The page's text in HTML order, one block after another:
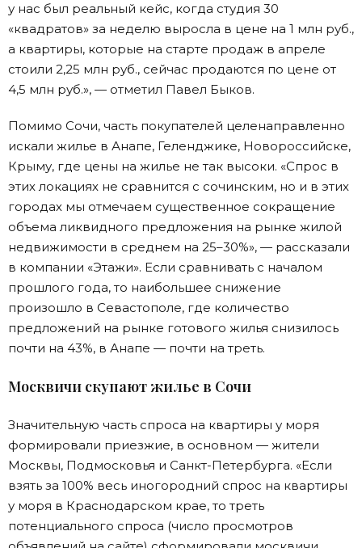
у нас был реальный кейс, когда студия 30
«квадратов» за неделю выросла в цене на 1 млн руб.,
а квартиры, которые на старте продаж в апреле
стоили 2,25 млн руб., сейчас продаются по цене от
4,5 млн руб.», — отметил Павел Быков.
Помимо Сочи, часть покупателей целенаправленно
искали жилье в Анапе, Геленджике, Новороссийске,
Крыму, где цены на жилье не так высоки. «Спрос в
этих локациях не сравнится с сочинским, но и в этих
городах мы отмечаем существенное сокращение
объема ликвидного предложения на рынке жилой
недвижимости в среднем на 25–30%», — рассказали
в компании «Этажи». Если сравнивать с началом
прошлого года, то наибольшее снижение
произошло в Севастополе, где количество
предложений на рынке готового жилья снизилось
почти на 43%, в Анапе — почти на треть.
Москвичи скупают жилье в Сочи
Значительную часть спроса на квартиры у моря
формировали приезжие, в основном — жители
Москвы, Подмосковья и Санкт-Петербурга. «Если
взять за 100% весь иногородний спрос на квартиры
у моря в Краснодарском крае, то треть
потенциального спроса (число просмотров